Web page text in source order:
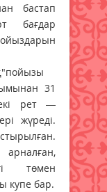
бастап
бағдар
31
рет —
жүреді.
төмен
купе бар.